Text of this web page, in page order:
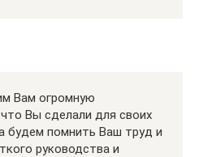
Вам огромную
Вы сделали для своих
будем помнить Ваш труд и
руководства и